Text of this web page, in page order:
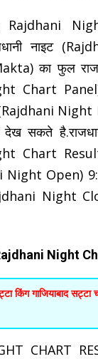
Rajdhani
नाइट
का फुल
Chart Panel)
(Rajdhani
सकते
Chart Result)
Open)
Night
Night
किंग गाजियाबाद सट्टा
CHART